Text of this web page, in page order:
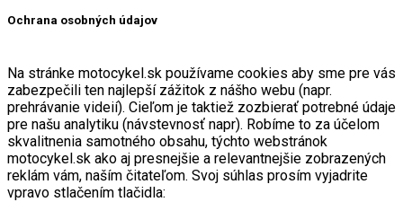
Ochrana osobných údajov
Na stránke motocykel.sk používame cookies aby sme pre vás
zabezpečili ten najlepší zážitok z nášho webu (napr.
prehrávanie videií). Cieľom je taktiež zozbierať potrebné údaje
pre našu analytiku (návstevnosť napr). Robíme to za účelom
skvalitnenia samotného obsahu, týchto webstránok
motocykel.sk ako aj presnejšie a relevantnejšie zobrazených
reklám vám, naším čitateľom. Svoj súhlas prosím vyjadrite
vpravo stlačením tlačidla: